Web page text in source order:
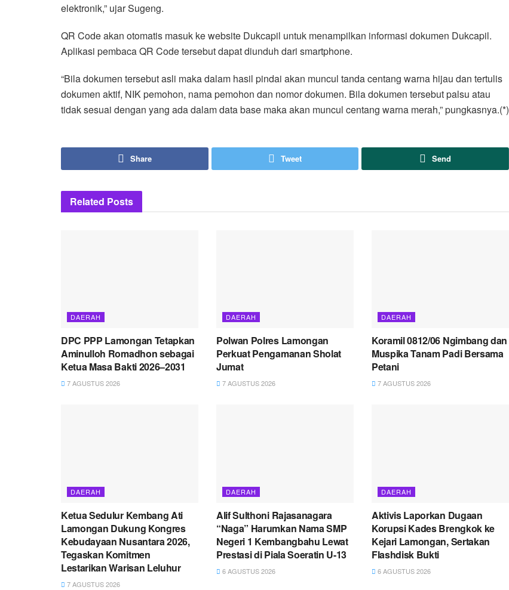
elektronik,” ujar Sugeng.
QR Code akan otomatis masuk ke website Dukcapil untuk menampilkan informasi dokumen Dukcapil.
Aplikasi pembaca QR Code tersebut dapat diunduh dari smartphone.
“Bila dokumen tersebut asli maka dalam hasil pindai akan muncul tanda centang warna hijau dan tertulis
dokumen aktif, NIK pemohon, nama pemohon dan nomor dokumen. Bila dokumen tersebut palsu atau
tidak sesuai dengan yang ada dalam data base maka akan muncul centang warna merah,” pungkasnya.(*)
Share Tweet Send
Related Posts
DAERAH
DPC PPP Lamongan Tetapkan
Aminulloh Romadhon sebagai
Ketua Masa Bakti 2026–2031
7 AGUSTUS 2026
DAERAH
Polwan Polres Lamongan
Perkuat Pengamanan Sholat
Jumat
7 AGUSTUS 2026
DAERAH
Koramil 0812/06 Ngimbang dan
Muspika Tanam Padi Bersama
Petani
7 AGUSTUS 2026
DAERAH
Ketua Sedulur Kembang Ati
Lamongan Dukung Kongres
Kebudayaan Nusantara 2026,
Tegaskan Komitmen
Lestarikan Warisan Leluhur
7 AGUSTUS 2026
DAERAH
Alif Sulthoni Rajasanagara
“Naga” Harumkan Nama SMP
Negeri 1 Kembangbahu Lewat
Prestasi di Piala Soeratin U-13
6 AGUSTUS 2026
DAERAH
Aktivis Laporkan Dugaan
Korupsi Kades Brengkok ke
Kejari Lamongan, Sertakan
Flashdisk Bukti
6 AGUSTUS 2026